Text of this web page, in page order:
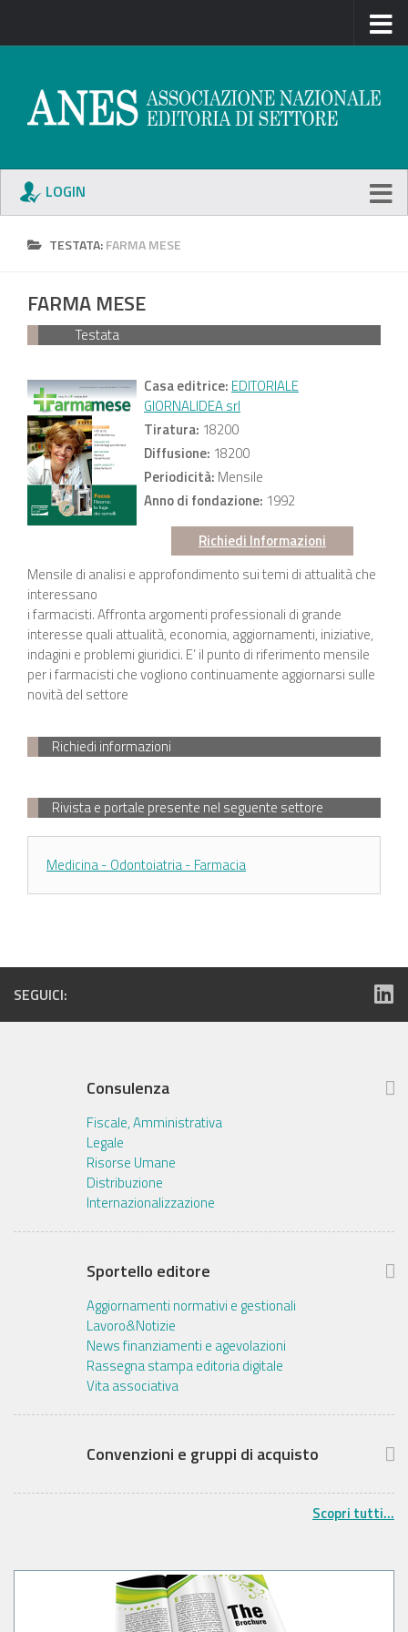
LOGIN
TESTATA:FARMA MESE
FARMA MESE
Testata
Casa editrice: EDITORIALE
GIORNALIDEA srl
Tiratura: 18200
Diffusione: 18200
Periodicità: Mensile
Anno di fondazione: 1992
Richiedi Informazioni
Mensile di analisi e approfondimento sui temi di attualità che
interessano
i farmacisti. Affronta argomenti professionali di grande
interesse quali attualità, economia, aggiornamenti, iniziative,
indagini e problemi giuridici. E’ il punto di riferimento mensile
per i farmacisti che vogliono continuamente aggiornarsi sulle
novità del settore
Richiedi informazioni
Rivista e portale presente nel seguente settore
Medicina - Odontoiatria - Farmacia
SEGUICI:
Consulenza
Fiscale, Amministrativa
Legale
Risorse Umane
Distribuzione
Internazionalizzazione
Sportello editore
Aggiornamenti normativi e gestionali
Lavoro&Notizie
News finanziamenti e agevolazioni
Rassegna stampa editoria digitale
Vita associativa
Convenzioni e gruppi di acquisto
Scopri tutti...